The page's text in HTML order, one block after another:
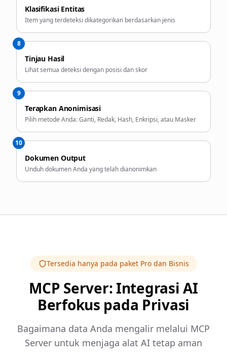
Klasifikasi Entitas
Item yang terdeteksi dikategorikan berdasarkan jenis
8
Tinjau Hasil
Lihat semua deteksi dengan posisi dan skor
9
Terapkan Anonimisasi
Pilih metode Anda: Ganti, Redak, Hash, Enkripsi, atau Masker
10
Dokumen Output
Unduh dokumen Anda yang telah dianonimkan
Tersedia hanya pada paket Pro dan Bisnis
MCP Server: Integrasi AI
Berfokus pada Privasi
Bagaimana data Anda mengalir melalui MCP
Server untuk menjaga alat AI tetap aman